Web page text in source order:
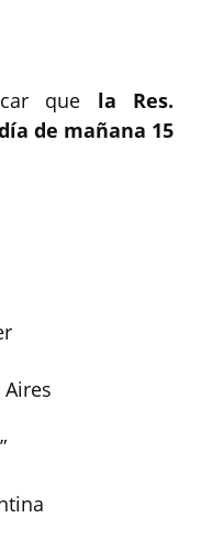
que la Res.
de mañana 15